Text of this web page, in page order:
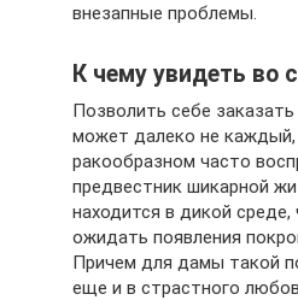
внезапные проблемы.
К чему увидеть во
Позволить себе
может далеко не
ракообразном часто
предвестник шикарной
находится в дикой среде,
ожидать появления
Причем для дамы такой
еще и в страстного